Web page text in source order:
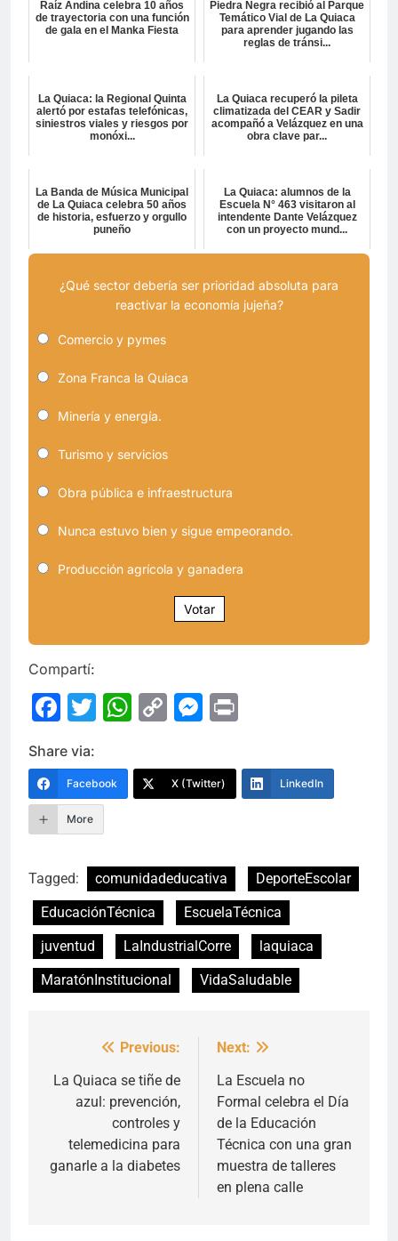
Raíz Andina celebra 10 años
de trayectoria con una función
de gala en el Manka Fiesta
Piedra Negra recibió al Parque
Temático Vial de La Quiaca
para aprender jugando las
reglas de tránsi...
La Quiaca: la Regional Quinta
alertó por estafas telefónicas,
siniestros viales y riesgos por
monóxi...
La Quiaca recuperó la pileta
climatizada del CEAR y Sadir
acompañó a Velázquez en una
obra clave par...
La Banda de Música Municipal
de La Quiaca celebra 50 años
de historia, esfuerzo y orgullo
puneño
La Quiaca: alumnos de la
Escuela N° 463 visitaron al
intendente Dante Velázquez
con un proyecto mund...
¿Qué sector debería ser prioridad absoluta para
reactivar la economía jujeña?
Comercio y pymes
Zona Franca la Quiaca
Minería y energía.
Turismo y servicios
Obra pública e infraestructura
Nunca estuvo bien y sigue empeorando.
Producción agrícola y ganadera
Votar
Compartí:
Facebook
Twitter
WhatsApp
CopyMessenger
Share via:
Facebook X (Twitter) LinkedIn
More
Tagged: comunidadeducativa
DeporteEscolar
EducaciónTécnica
EscuelaTécnica
juventud
LaIndustrialCorre
laquiaca
MaratónInstitucional
VidaSaludable
Navegación
de
entradas
Previous:
La Quiaca se tiñe de
azul: prevención,
controles y
telemedicina para
ganarle a la diabetes
Next:
La Escuela no
Formal celebra el Día
de la Educación
Técnica con una gran
muestra de talleres
en plena calle